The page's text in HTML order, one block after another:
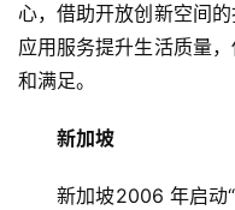
心，借助开放创新空间
应用服务提升生活质量
和满足。
新加坡
新加坡2006 年启动